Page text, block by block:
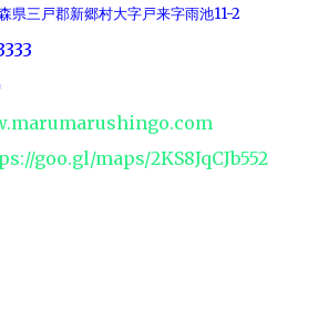
三戸郡新郷村大字戸来字雨池11-2
goo.gl/maps/2KS8JqCJb552